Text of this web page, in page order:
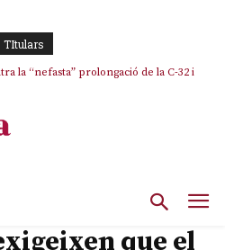
TItulars
la “nefasta” prolongació de la C-32 i
uneix l’esport i la cultura en un emotiu
que el